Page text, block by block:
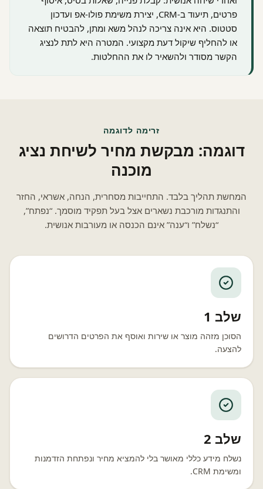
פרטים, תיעוד ב-CRM, יצירת משימת פולו-אפ ועדכון
סטטוס. היא אינה צריכה לנהל משא ומתן, להבטיח תוצאה
או להחליף שיקול דעת מקצועי. המטרה היא לתת לנציג
הקשר מסודר ולהשאיר לו את ההחלטות.
זרימה לדוגמה
דוגמה: מבקשת מחיר לשיחת נציג
מוכנה
המחשת תהליך בלבד. התחייבות מסחרית, הנחה, אשראי, החזר
והתנגדות מורכבת נשארים אצל בעל תפקיד מוסמך. “נפתח”,
“נשלח” ו“ענה” אינם הכנסה או מעורבות אנושית.
שלב 1
הסוכן מזהה מוצר או שירות ואוסף את הפרטים הדרושים
להצעה.
שלב 2
נשלח מידע כללי מאושר בלי להמציא מחיר ונפתחת הזדמנות
ומשימת CRM.